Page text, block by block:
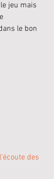
jeu mais
le bon
des